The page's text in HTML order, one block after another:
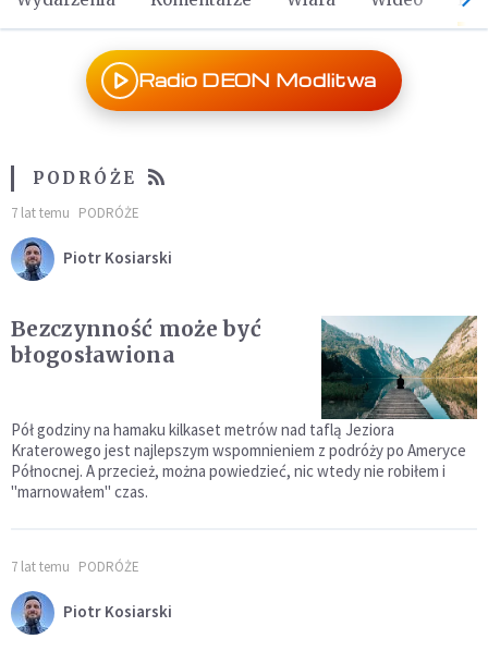
Radio DEON Modlitwa
PODRÓŻE
7 lat temu PODRÓŻE
Piotr Kosiarski
Bezczynność może być
błogosławiona
Pół godziny na hamaku kilkaset metrów nad taflą Jeziora
Kraterowego jest najlepszym wspomnieniem z podróży po Ameryce
Północnej. A przecież, można powiedzieć, nic wtedy nie robiłem i
"marnowałem" czas.
7 lat temu PODRÓŻE
Piotr Kosiarski